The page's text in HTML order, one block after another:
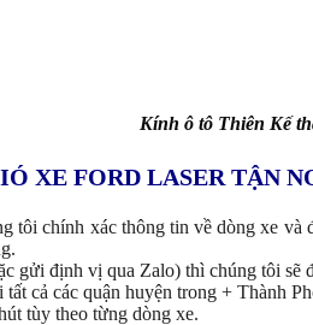
Kính ô tô Thiên Kế
XE FORD LASER TẬN
tôi chính xác thông tin về dòng xe
gửi định vị qua Zalo) thì chúng tôi sẽ
cả các quận huyện trong + Thành
tùy theo từng dòng xe.